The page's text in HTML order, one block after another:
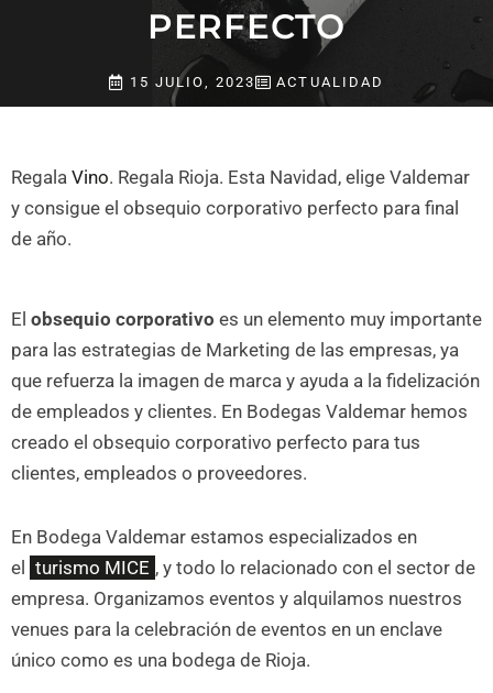
PERFECTO
15 JULIO, 2023 ACTUALIDAD
Regala Vino. Regala Rioja. Esta Navidad, elige Valdemar
y consigue el obsequio corporativo perfecto para final
de año.
El obsequio corporativo es un elemento muy importante
para las estrategias de Marketing de las empresas, ya
que refuerza la imagen de marca y ayuda a la fidelización
de empleados y clientes. En Bodegas Valdemar hemos
creado el obsequio corporativo perfecto para tus
clientes, empleados o proveedores.
En Bodega Valdemar estamos especializados en
el turismo MICE , y todo lo relacionado con el sector de
empresa. Organizamos eventos y alquilamos nuestros
venues para la celebración de eventos en un enclave
único como es una bodega de Rioja.